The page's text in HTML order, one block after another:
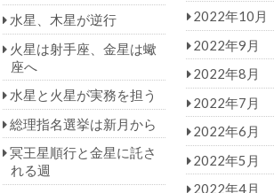
水星、木星が逆行
火星は射手座、金星は蠍
座へ
水星と火星が実務を担う
総理指名選挙は新月から
冥王星順行と金星に託さ
れる週
2022年10月
2022年9月
2022年8月
2022年7月
2022年6月
2022年5月
2022年4月